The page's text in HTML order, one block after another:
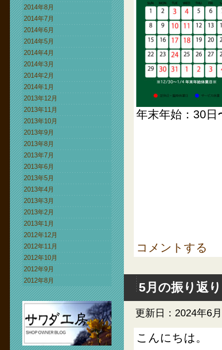
2014年8月
2014年7月
2014年6月
2014年5月
2014年4月
2014年3月
2014年2月
2014年1月
2013年12月
2013年11月
2013年10月
2013年9月
2013年8月
2013年7月
2013年6月
2013年5月
2013年4月
2013年3月
2013年2月
2013年1月
2012年12月
2012年11月
2012年10月
2012年9月
2012年8月
年末年始：30
コメントする
5月の振り返
更新日：2024年6
こんにちは。